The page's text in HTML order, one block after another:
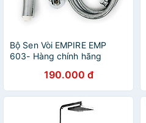
Bộ Sen Vòi EMPIRE EMP
603- Hàng chính hãng
190.000 đ